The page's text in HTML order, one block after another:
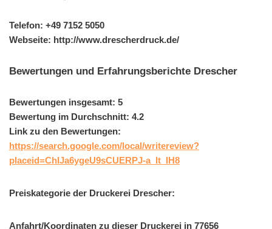
Telefon: +49 7152 5050
Webseite: http://www.drescherdruck.de/
Bewertungen und Erfahrungsberichte Drescher
Bewertungen insgesamt: 5
Bewertung im Durchschnitt: 4.2
Link zu den Bewertungen:
https://search.google.com/local/writereview?
placeid=ChIJa6ygeU9sCUERPJ-a_lt_IH8
Preiskategorie der Druckerei Drescher:
Anfahrt/Koordinaten zu dieser Druckerei in 77656